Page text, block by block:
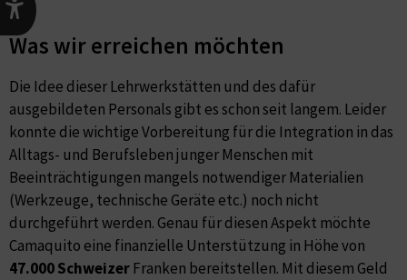
Was wir erreichen möchten
Die Idee dieser Lehrwerkstätten und des dafür
ausgebildeten Personals gibt es schon seit langem. Leider
konnte die wichtige Vorbereitung für die Integration in das
Alltags- und Berufsleben junger Menschen mit
Beeinträchtigungen mangels notwendiger Materialien
(Werkzeuge, technische Geräte etc.) noch nicht
durchgeführt werden. Genau für diesen Aspekt möchte
Camaquito eine finanzielle Unterstützung in Höhe von
47.000 Schweizer Franken bereitstellen. Mit diesem Geld